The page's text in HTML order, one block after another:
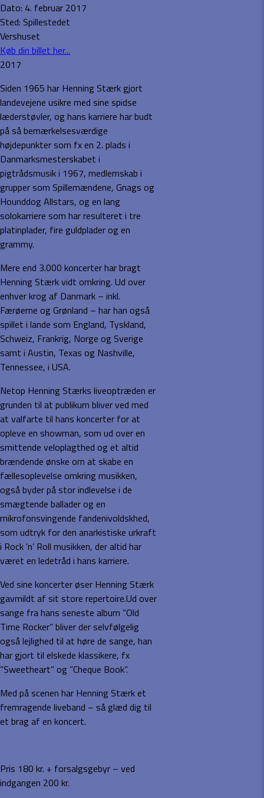
Dato: 4. februar 2017
Sted: Spillestedet
Vershuset
Køb din billet her...
2017
Siden 1965 har Henning Stærk gjort
landevejene usikre med sine spidse
læderstøvler, og hans karriere har budt
på så bemærkelsesværdige
højdepunkter som fx en 2. plads i
Danmarksmesterskabet i
pigtrådsmusik i 1967, medlemskab i
grupper som Spillemændene, Gnags og
Hounddog Allstars, og en lang
solokarriere som har resulteret i tre
platinplader, fire guldplader og en
grammy.
Mere end 3.000 koncerter har bragt
Henning Stærk vidt omkring. Ud over
enhver krog af Danmark – inkl.
Færøerne og Grønland – har han også
spillet i lande som England, Tyskland,
Schweiz, Frankrig, Norge og Sverige
samt i Austin, Texas og Nashville,
Tennessee, i USA.
Netop Henning Stærks liveoptræden er
grunden til at publikum bliver ved med
at valfarte til hans koncerter for at
opleve en showman, som ud over en
smittende veloplagthed og et altid
brændende ønske om at skabe en
fællesoplevelse omkring musikken,
også byder på stor indlevelse i de
smægtende ballader og en
mikrofonsvingende fandenivoldskhed,
som udtryk for den anarkistiske urkraft
i Rock ’n’ Roll musikken, der altid har
været en ledetråd i hans karriere.
Ved sine koncerter øser Henning Stærk
gavmildt af sit store repertoire.Ud over
sange fra hans seneste album ”Old
Time Rocker” bliver der selvfølgelig
også lejlighed til at høre de sange, han
har gjort til elskede klassikere, fx
”Sweetheart” og ”Cheque Book”.
Med på scenen har Henning Stærk et
fremragende liveband – så glæd dig til
et brag af en koncert.
Pris 180 kr. + forsalgsgebyr – ved
indgangen 200 kr.